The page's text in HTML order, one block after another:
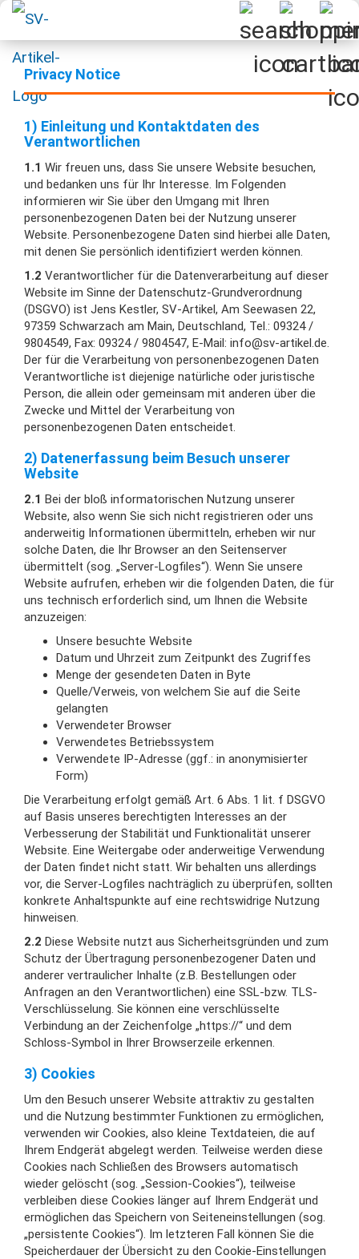
Privacy Notice
1) Einleitung und Kontaktdaten des
Verantwortlichen
1.1 Wir freuen uns, dass Sie unsere Website besuchen,
und bedanken uns für Ihr Interesse. Im Folgenden
informieren wir Sie über den Umgang mit Ihren
personenbezogenen Daten bei der Nutzung unserer
Website. Personenbezogene Daten sind hierbei alle Daten,
mit denen Sie persönlich identifiziert werden können.
1.2 Verantwortlicher für die Datenverarbeitung auf dieser
Website im Sinne der Datenschutz-Grundverordnung
(DSGVO) ist Jens Kestler, SV-Artikel, Am Seewasen 22,
97359 Schwarzach am Main, Deutschland, Tel.: 09324 /
9804549, Fax: 09324 / 9804547, E-Mail: info@sv-artikel.de.
Der für die Verarbeitung von personenbezogenen Daten
Verantwortliche ist diejenige natürliche oder juristische
Person, die allein oder gemeinsam mit anderen über die
Zwecke und Mittel der Verarbeitung von
personenbezogenen Daten entscheidet.
2) Datenerfassung beim Besuch unserer
Website
2.1 Bei der bloß informatorischen Nutzung unserer
Website, also wenn Sie sich nicht registrieren oder uns
anderweitig Informationen übermitteln, erheben wir nur
solche Daten, die Ihr Browser an den Seitenserver
übermittelt (sog. „Server-Logfiles“). Wenn Sie unsere
Website aufrufen, erheben wir die folgenden Daten, die für
uns technisch erforderlich sind, um Ihnen die Website
anzuzeigen:
Unsere besuchte Website
Datum und Uhrzeit zum Zeitpunkt des Zugriffes
Menge der gesendeten Daten in Byte
Quelle/Verweis, von welchem Sie auf die Seite
gelangten
Verwendeter Browser
Verwendetes Betriebssystem
Verwendete IP-Adresse (ggf.: in anonymisierter
Form)
Die Verarbeitung erfolgt gemäß Art. 6 Abs. 1 lit. f DSGVO
auf Basis unseres berechtigten Interesses an der
Verbesserung der Stabilität und Funktionalität unserer
Website. Eine Weitergabe oder anderweitige Verwendung
der Daten findet nicht statt. Wir behalten uns allerdings
vor, die Server-Logfiles nachträglich zu überprüfen, sollten
konkrete Anhaltspunkte auf eine rechtswidrige Nutzung
hinweisen.
2.2 Diese Website nutzt aus Sicherheitsgründen und zum
Schutz der Übertragung personenbezogener Daten und
anderer vertraulicher Inhalte (z.B. Bestellungen oder
Anfragen an den Verantwortlichen) eine SSL-bzw. TLS-
Verschlüsselung. Sie können eine verschlüsselte
Verbindung an der Zeichenfolge „https://“ und dem
Schloss-Symbol in Ihrer Browserzeile erkennen.
3) Cookies
Um den Besuch unserer Website attraktiv zu gestalten
und die Nutzung bestimmter Funktionen zu ermöglichen,
verwenden wir Cookies, also kleine Textdateien, die auf
Ihrem Endgerät abgelegt werden. Teilweise werden diese
Cookies nach Schließen des Browsers automatisch
wieder gelöscht (sog. „Session-Cookies“), teilweise
verbleiben diese Cookies länger auf Ihrem Endgerät und
ermöglichen das Speichern von Seiteneinstellungen (sog.
„persistente Cookies“). Im letzteren Fall können Sie die
Speicherdauer der Übersicht zu den Cookie-Einstellungen